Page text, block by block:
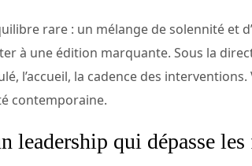
rare : un mélange de solennité et
à une édition marquante. Sous la
l’accueil, la cadence des
contemporaine.
qui dépasse les